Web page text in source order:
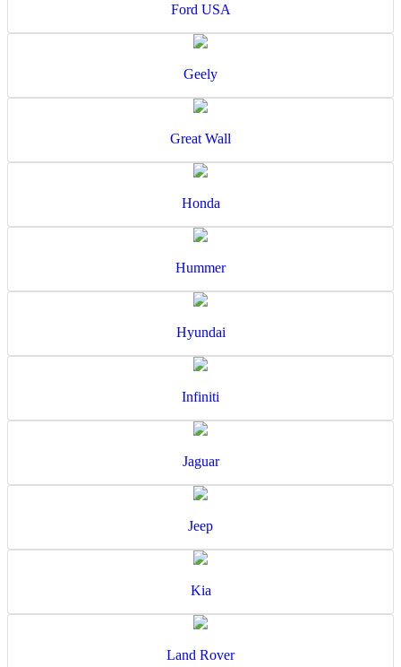
Ford USA
Geely
Great Wall
Honda
Hummer
Hyundai
Infiniti
Jaguar
Jeep
Kia
Land Rover